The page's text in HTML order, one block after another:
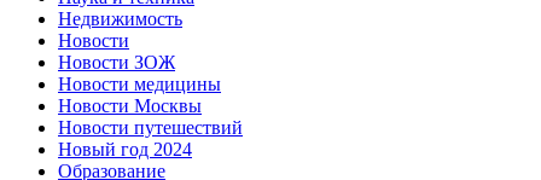
Недвижимость
Новости
Новости ЗОЖ
Новости медицины
Новости Москвы
Новости путешествий
Новый год 2024
Образование